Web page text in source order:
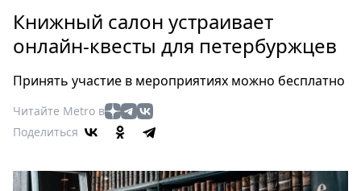
Россия
Мир
Еда
Туризм
Мода
Кино
Книжный салон устраивает
онлайн-квесты для петербуржцев
Принять участие в мероприятиях можно бесплатно
Читайте Metro в
Поделиться